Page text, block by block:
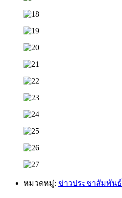
หมวดหมู่: ข่าวประชาสัมพันธ์